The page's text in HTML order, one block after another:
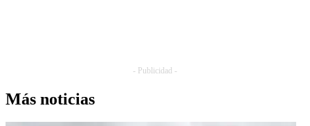
- Publicidad -
Más noticias